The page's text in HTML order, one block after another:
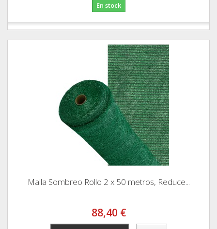
En stock
Malla Sombreo Rollo 2 x 50 metros, Reduce...
88,40 €